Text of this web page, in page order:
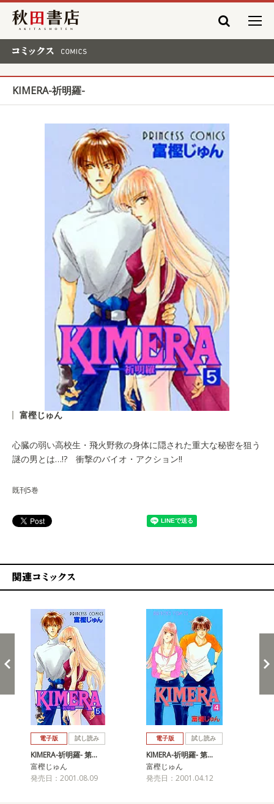
秋田書店
KIMERA-祈明羅-
富樫じゅん
心臓の弱い高校生・飛火野救の身体に隠された重大な秘密を狙う
謎の男とは…!? 衝撃のバイオ・アクション!!
既刊5巻
電子版 試し読み
KIMERA-祈明羅- 第…
富樫じゅん
発売日：2001.08.09
電子版 試し読み
KIMERA-祈明羅- 第…
富樫じゅん
発売日：2001.04.12